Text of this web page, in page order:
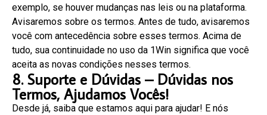
exemplo, se houver mudanças nas leis ou na plataforma.
Avisaremos sobre os termos. Antes de tudo, avisaremos
você com antecedência sobre esses termos. Acima de
tudo, sua continuidade no uso da 1Win significa que você
aceita as novas condições nesses termos.
8. Suporte e Dúvidas – Dúvidas nos
Termos, Ajudamos Vocês!
Desde já, saiba que estamos aqui para ajudar! E nós